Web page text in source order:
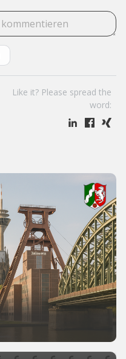
Like it? Please spread the
word: